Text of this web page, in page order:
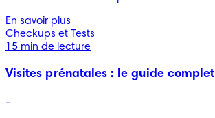
En savoir plus
Checkups et Tests
15 min de lecture
Visites prénatales : le guide complet
-